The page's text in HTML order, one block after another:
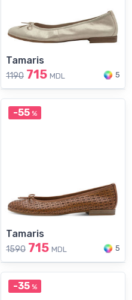
Tamaris
1190 715 MDL 5
-55%
Tamaris
1590 715 MDL 5
-35%